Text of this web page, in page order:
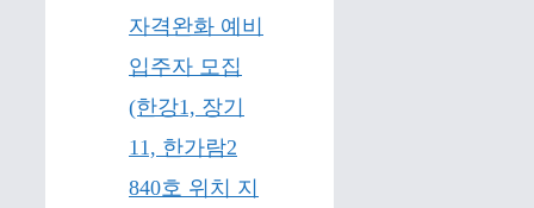
자격완화 예비
입주자 모집
(한강1, 장기
11, 한가람2
840호 위치 지